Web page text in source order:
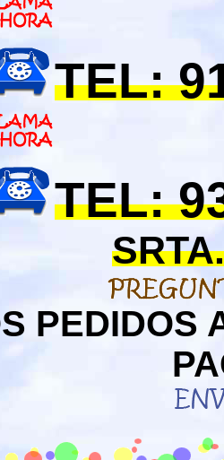
TEL:
TEL:
PEDIDOS